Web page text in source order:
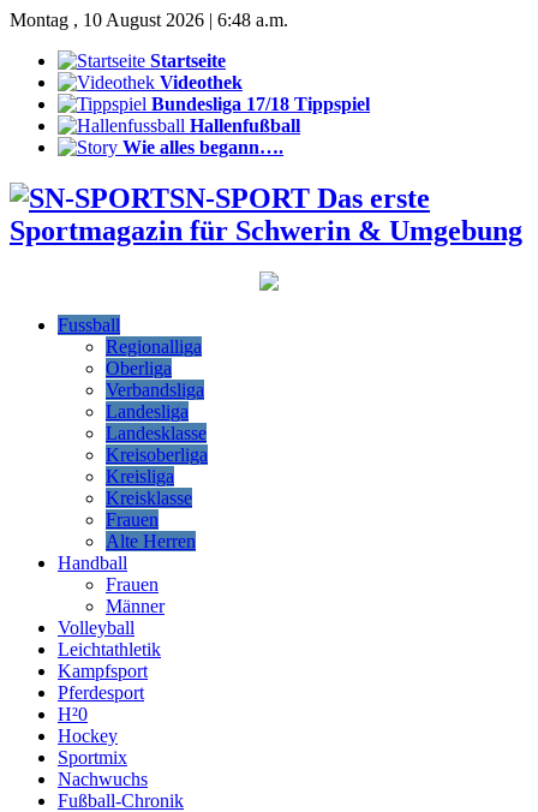
Montag , 10 August 2026 | 6:48 a.m.
Startseite
Videothek
Bundesliga 17/18 Tippspiel
Hallenfußball
Wie alles begann….
SN-SPORT Das erste
Sportmagazin für Schwerin & Umgebung
Fussball
Regionalliga
Oberliga
Verbandsliga
Landesliga
Landesklasse
Kreisoberliga
Kreisliga
Kreisklasse
Frauen
Alte Herren
Handball
Frauen
Männer
Volleyball
Leichtathletik
Kampfsport
Pferdesport
H²0
Hockey
Sportmix
Nachwuchs
Fußball-Chronik